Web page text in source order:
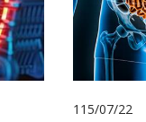
115/07/22